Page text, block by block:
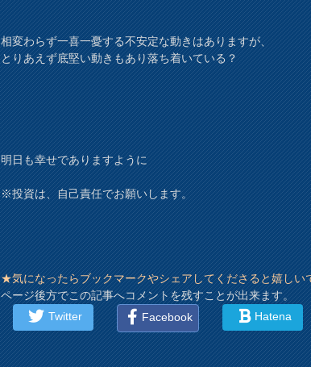
相変わらず一喜一憂する不安定な動きはありますが、
とりあえず底堅い動きもあり落ち着いている？
明日も幸せでありますように
※投資は、自己責任でお願いします。
★気になったらブックマークやシェアしてくださると嬉しい
ページ後方でこの記事へコメントを残すことが出来ます。
Twitter
Facebook Hatena